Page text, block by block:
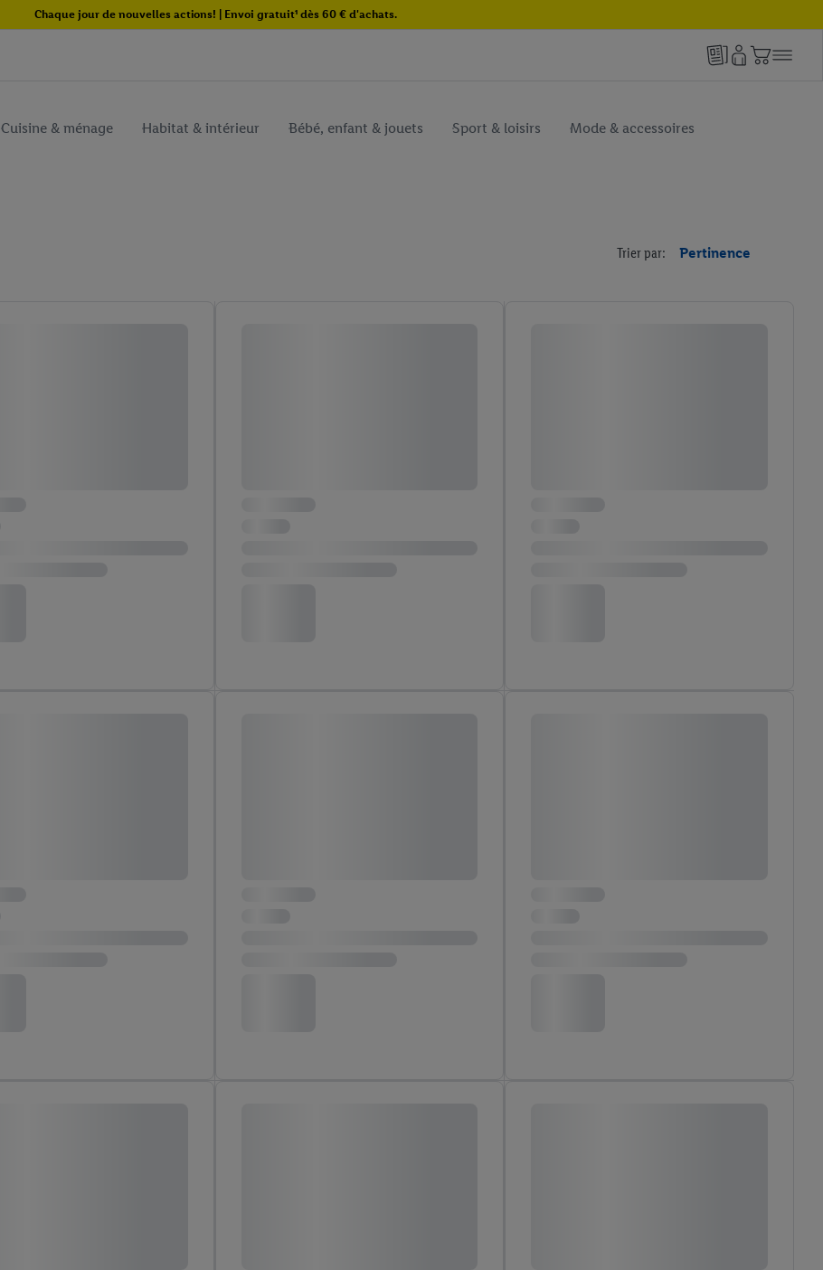
Chaque jour de nouvelles actions! | Envoi gratuit¹ dès 60 € d'achats.
Cuisine & ménage Habitat & intérieur Bébé, enfant & jouets Sport & loisirs Mode & accessoires
Trier par: Pertinence